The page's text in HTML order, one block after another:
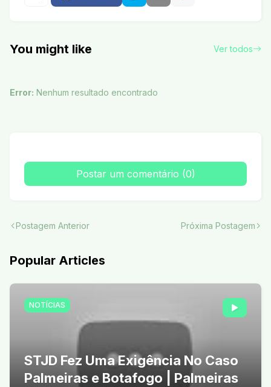
You might like Ver todos
Error: Nenhum resultado encontrado
Postar um comentário (0)
Postagem Anterior Próxima Postagem
Popular Articles
NOTÍCIAS
STJD Fez Uma Exigência No Caso
Palmeiras e Botafogo | Palmeiras